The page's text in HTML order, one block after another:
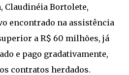
Claudinéia Bortolete,
encontrado na assistência
a R$ 60 milhões, já
e pago gradativamente,
contratos herdados.